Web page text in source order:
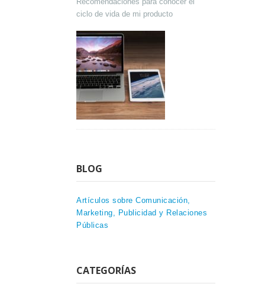
ciclo de vida de mi producto
BLOG
Artículos sobre Comunicación,
Marketing, Publicidad y Relaciones
Públicas
CATEGORÍAS